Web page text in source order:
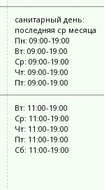
санитарный день:
последняя ср месяца
Пн: 09:00-19:00
Вт: 09:00-19:00
Ср: 09:00-19:00
Чт: 09:00-19:00
Пт: 09:00-19:00
Вт: 11:00-19:00
Ср: 11:00-19:00
Чт: 11:00-19:00
Пт: 11:00-19:00
Сб: 11:00-19:00